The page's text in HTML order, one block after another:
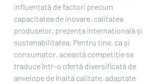
influențată de factori precum
capacitatea de inovare, calitatea
produselor, prezența internațională și
sustenabilitatea. Pentru tine, ca și
consumator, această competiție se
traduce într-o ofertă diversificată de
anvelope de înaltă calitate, adaptate